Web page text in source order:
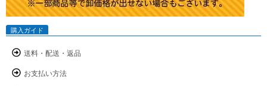
購入ガイド
送料・配送・返品
お支払い方法